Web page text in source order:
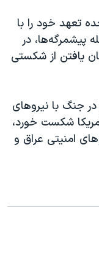
تعهد خود را با
پیشمرگه‌ها، در
یافتن از شکستی
تروریستی داعش در سال ۲۰۱۷ و در جنگ با نیروهای
شکست خورد،
امنیتی عراق و